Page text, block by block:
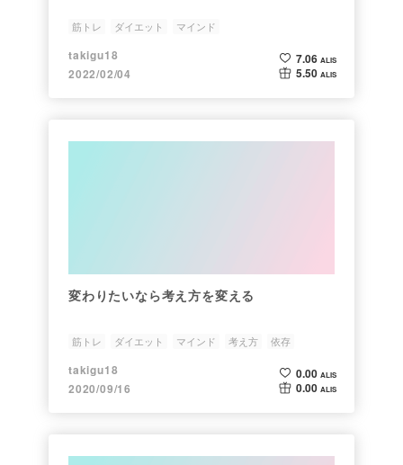
筋トレ ダイエット マインド
takigu18
2022/02/04
7.06 ALIS
5.50 ALIS
変わりたいなら考え方を変える
筋トレ ダイエット マインド 考え方 依存
takigu18
2020/09/16
0.00 ALIS
0.00 ALIS